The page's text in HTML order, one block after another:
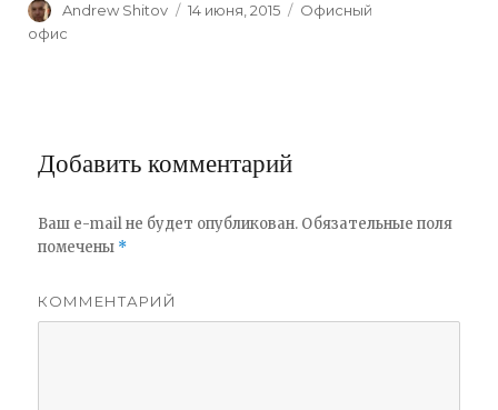
Author
Andrew Shitov
Posted
14 июня, 2015 Categories
Офисный
офис
Добавить комментарий
Ваш e-mail не будет опубликован. Обязательные поля
помечены *
КОММЕНТАРИЙ